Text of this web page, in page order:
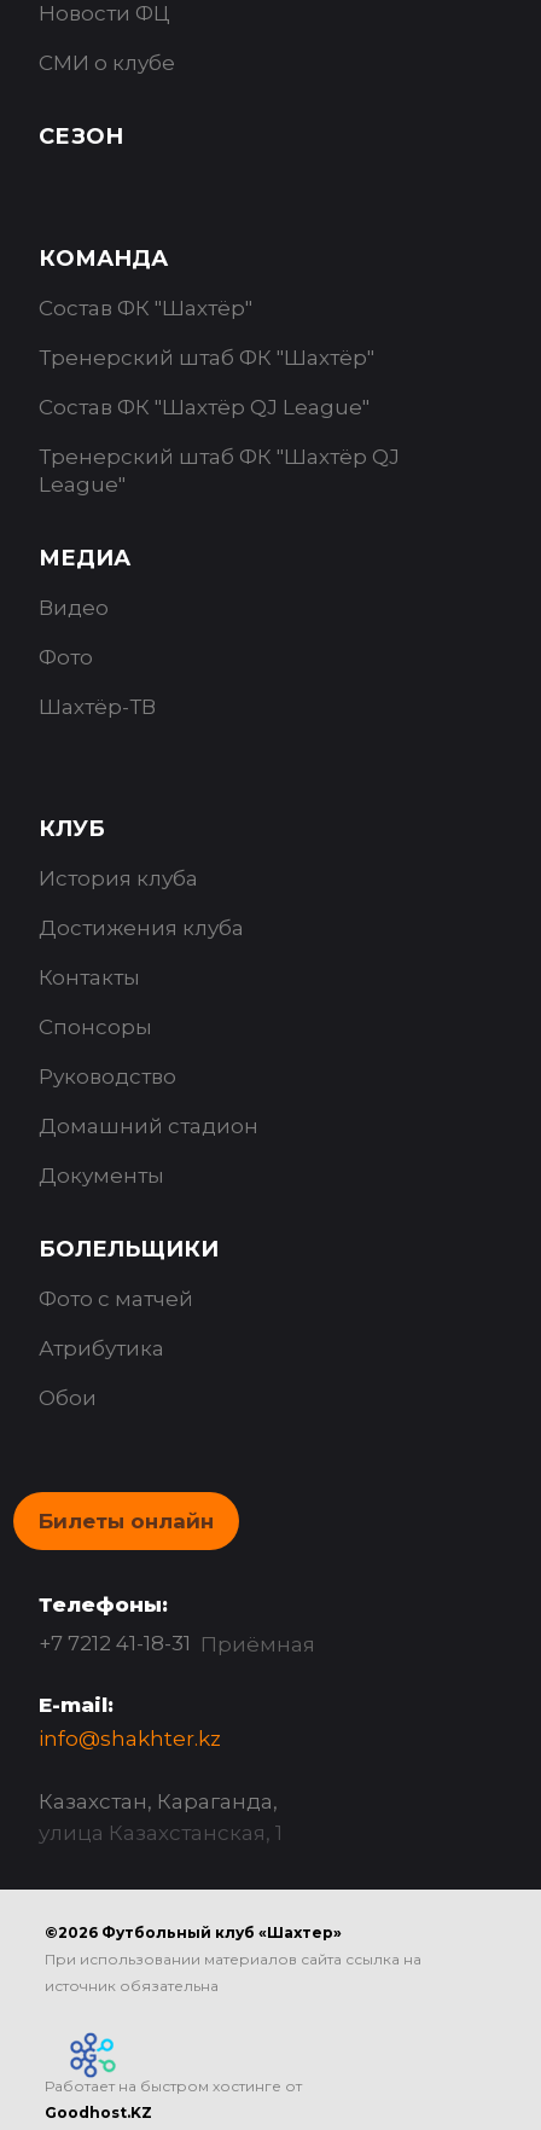
Новости ФЦ
СМИ о клубе
СЕЗОН
КОМАНДА
Состав ФК "Шахтёр"
Тренерский штаб ФК "Шахтёр"
Состав ФК "Шахтёр QJ League"
Тренерский штаб ФК "Шахтёр QJ
League"
МЕДИА
Видео
Фото
Шахтёр-ТВ
КЛУБ
История клуба
Достижения клуба
Контакты
Спонсоры
Руководство
Домашний стадион
Документы
БОЛЕЛЬЩИКИ
Фото с матчей
Атрибутика
Обои
Билеты онлайн
Телефоны:
+7 7212 41-18-31 Приёмная
E-mail:
info@shakhter.kz
Казахстан, Караганда,
улица Казахстанская, 1
©2026 Футбольный клуб «Шахтер»
При использовании материалов сайта ссылка на
источник обязательна
Работает на быстром хостинге от
Goodhost.KZ